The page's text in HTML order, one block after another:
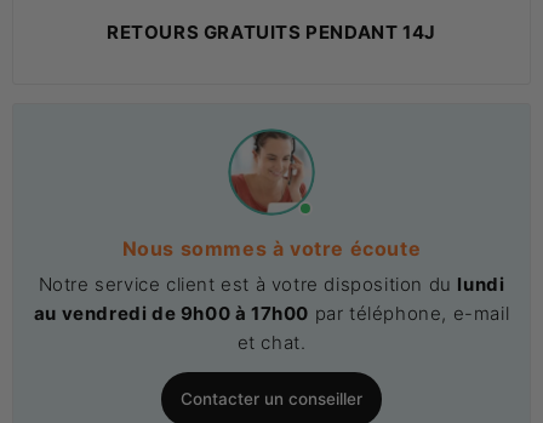
RETOURS GRATUITS PENDANT 14J
Nous sommes à votre écoute
Notre service client est à votre disposition du lundi
au vendredi de 9h00 à 17h00 par téléphone, e-mail
et chat.
Contacter un conseiller